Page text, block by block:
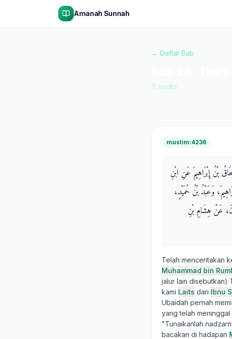
Amanah Sunnah
← Daftar Bab
11 hadits
muslim:4236
بْنُ إِبْرَاهِيمَ عَنِ ابْنِ
وَعَبْدُ بْنُ حُمَيْدٍ،
عَنْ هِشَامِ بْنِ
Telah menceritakan
Muhammad bin
jalur lain disebutkan)
kami Laits dari Ibnu
Ubaidah pernah
yang telah meninggal
"Tunaikanlah
bacakan di hadapan